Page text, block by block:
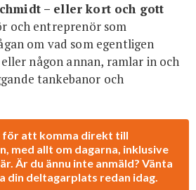
– eller kort och gott
och entreprenör som
om vad som egentligen
någon annan, ramlar in och
tankebanor och
för att komma direkt till
med allt om dagarna, inklusive
Är du ännu inte anmäld? Vänta
din deltagarplats redan idag.